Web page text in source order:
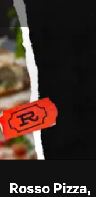
Rosso Pizza,